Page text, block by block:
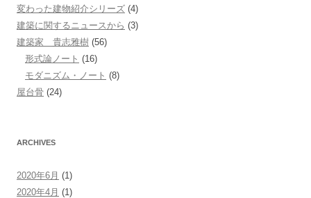
変わった建物紹介シリーズ (4)
建築に関するニュースから (3)
建築家 貴志雅樹 (56)
形式論ノート (16)
モダニズム・ノート (8)
屋台骨 (24)
ARCHIVES
2020年6月 (1)
2020年4月 (1)